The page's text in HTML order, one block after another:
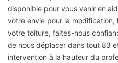
disponible pour vous venir en
votre envie pour la modification,
votre toiture, faites-nous
de nous déplacer dans tout 83
intervention à la hauteur du